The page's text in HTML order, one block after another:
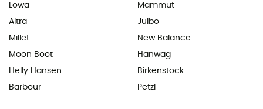
Lowa
Altra
Millet
Moon Boot
Helly Hansen
Barbour
Mammut
Julbo
New Balance
Hanwag
Birkenstock
Petzl